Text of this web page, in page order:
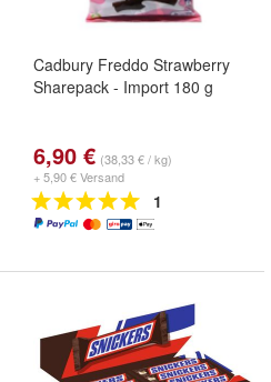
Cadbury Freddo Strawberry
Sharepack - Import 180 g
6,90 € (38,33 € / kg)
+ 5,90 € Versand
1